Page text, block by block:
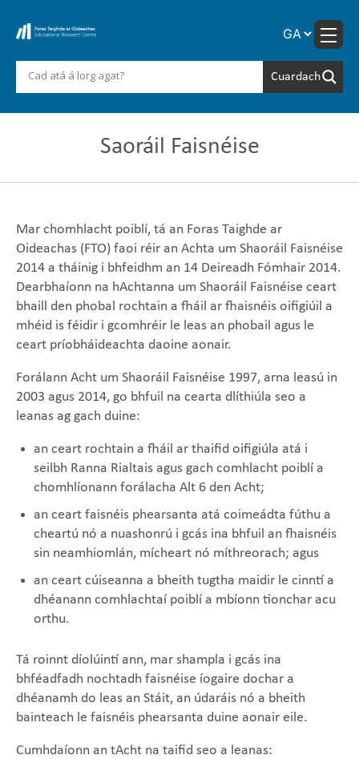
Saoráil Faisnéise
Mar chomhlacht poiblí, tá an Foras Taighde ar
Oideachas (FTO) faoi réir an Achta um Shaoráil Faisnéise
2014 a tháinig i bhfeidhm an 14 Deireadh Fómhair 2014.
Dearbhaíonn na hAchtanna um Shaoráil Faisnéise ceart
bhaill den phobal rochtain a fháil ar fhaisnéis oifigiúil a
mhéid is féidir i gcomhréir le leas an phobail agus le
ceart príobháideachta daoine aonair.
Forálann Acht um Shaoráil Faisnéise 1997, arna leasú in
2003 agus 2014, go bhfuil na cearta dlíthiúla seo a
leanas ag gach duine:
an ceart rochtain a fháil ar thaifid oifigiúla atá i
seilbh Ranna Rialtais agus gach comhlacht poiblí a
chomhlíonann forálacha Alt 6 den Acht;
an ceart faisnéis phearsanta atá coimeádta fúthu a
cheartú nó a nuashonrú i gcás ina bhfuil an fhaisnéis
sin neamhiomlán, mícheart nó míthreorach; agus
an ceart cúiseanna a bheith tugtha maidir le cinntí a
dhéanann comhlachtaí poiblí a mbíonn tionchar acu
orthu.
Tá roinnt díolúintí ann, mar shampla i gcás ina
bhféadfadh nochtadh faisnéise íogaire dochar a
dhéanamh do leas an Stáit, an údaráis nó a bheith
bainteach le faisnéis phearsanta duine aonair eile.
Cumhdaíonn an tAcht na taifid seo a leanas: